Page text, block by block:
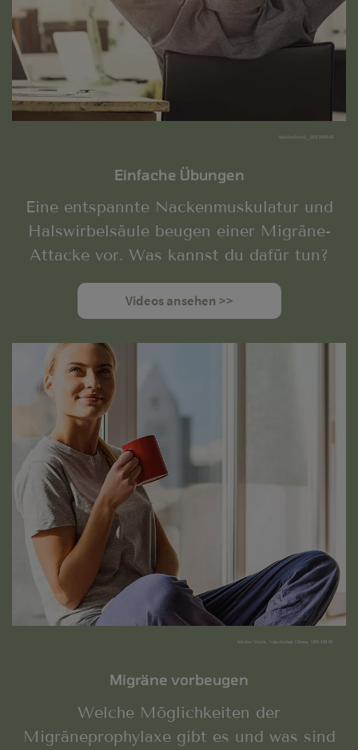
AdobeStock_189344943
Einfache Übungen
Eine entspannte Nackenmuskulatur und
Halswirbelsäule beugen einer Migräne-
Attacke vor. Was kannst du dafür tun?
Videos ansehen >>
Adobe Stock, Yakobchuk Olena, 131943870
Migräne vorbeugen
Welche Möglichkeiten der
Migräneprophylaxe gibt es und was sind